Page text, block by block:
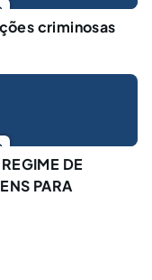
criminosas
DE
PARA